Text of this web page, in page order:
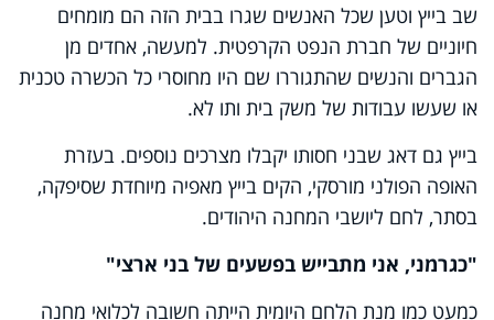
שב בייץ וטען שכל האנשים שגרו בבית הזה הם מומחים
חיוניים של חברת הנפט הקרפטית. למעשה, אחדים מן
הגברים והנשים שהתגוררו שם היו מחוסרי כל הכשרה טכנית
או שעשו עבודות של משק בית ותו לא.
בייץ גם דאג שבני חסותו יקבלו מצרכים נוספים. בעזרת
האופה הפולני מורסקי, הקים בייץ מאפיה מיוחדת שסיפקה,
בסתר, לחם ליושבי המחנה היהודים.
"כגרמני, אני מתבייש בפשעים של בני ארצי"
כמעט כמו מנת הלחם היומית הייתה חשובה לכלואי מחנה